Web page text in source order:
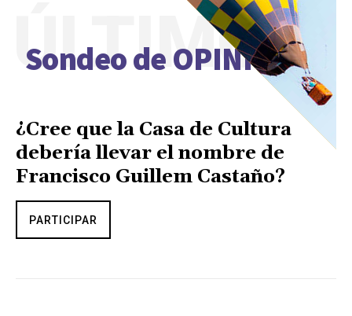
Sondeo de OPINIÓN
ÚLTIMO
¿Cree que la Casa de Cultura
debería llevar el nombre de
Francisco Guillem Castaño?
PARTICIPAR